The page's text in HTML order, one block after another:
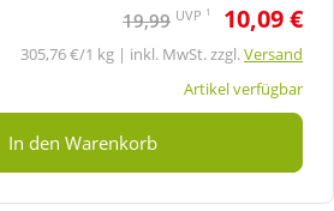
19,99 UVP 1 10,09 €
305,76 €/1 kg | inkl. MwSt. zzgl.Versand
Artikel verfügbar
In den Warenkorb